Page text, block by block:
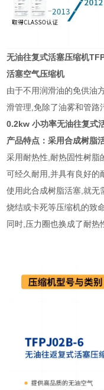
无油往复式活塞压缩机
活塞空气压缩机
由于不用润滑油的免供油
滑管理,免除了油雾和管路
0.2kw 小功率无油往复式
产品特点：采用合成树脂
采用耐热性 耐热固性树脂
可经久耐用 并具有良好的
使用此合成树脂活塞 ,就无
烧结或卡死等压缩机的致
同时 压力圈也换成了耐热